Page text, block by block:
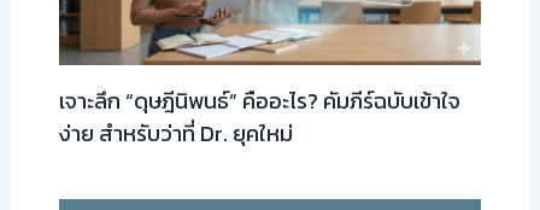
เจาะลึก “ดุษฎีนิพนธ์” คืออะไร? คัมภีร์ฉบับเข้าใจ
ง่าย สำหรับว่าที่ Dr. ยุคใหม่